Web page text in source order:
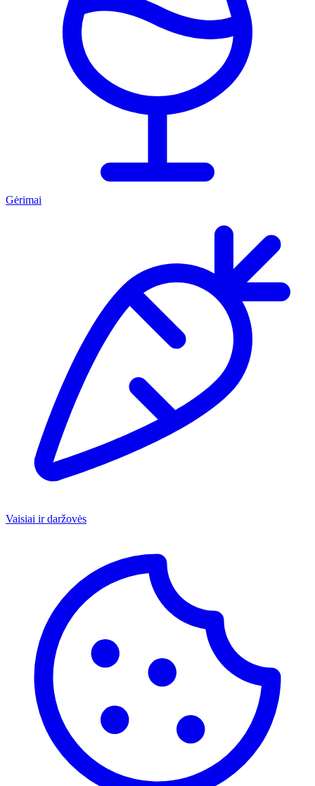
Gėrimai
Vaisiai ir daržovės